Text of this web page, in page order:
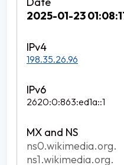
2025-01-23
198.35.26.96
2620:0:863:ed1a::1
ns0.wikimedia.org.
ns1.wikimedia.org.